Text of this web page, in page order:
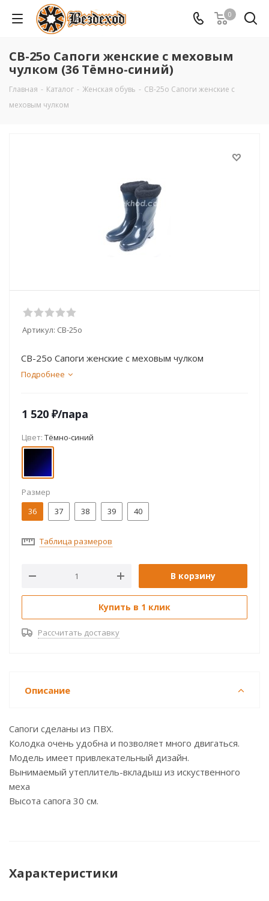
0
СВ-25о Сапоги женские с меховым
чулком (36 Тёмно-синий)
Главная - Каталог - Женская обувь - СВ-25о Сапоги женские с
меховым чулком
Артикул: СВ-25о
СВ-25о Сапоги женские с меховым чулком
Подробнее
1 520 ₽/пара
Цвет: Тёмно-синий
Размер
36
37 38 39 40
Таблица размеров
В корзину
Купить в 1 клик
Рассчитать доставку
Описание
Сапоги сделаны из ПВХ.
Колодка очень удобна и позволяет много двигаться.
Модель имеет привлекательный дизайн.
Вынимаемый утеплитель-вкладыш из искуственного
меха
Высота сапога 30 см.
Характеристики